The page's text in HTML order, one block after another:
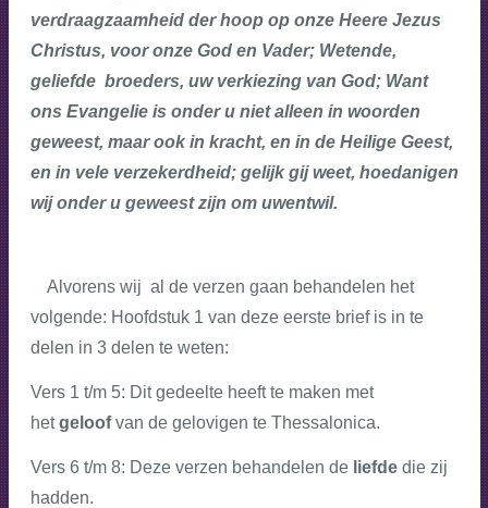
verdraagzaamheid der hoop op onze Heere Jezus
Christus, voor onze God en Vader; Wetende,
geliefde broeders, uw verkiezing van God; Want
ons Evangelie is onder u niet alleen in woorden
geweest, maar ook in kracht, en in de Heilige Geest,
en in vele verzekerdheid; gelijk gij weet, hoedanigen
wij onder u geweest zijn om uwentwil.
Alvorens wij al de verzen gaan behandelen het
volgende: Hoofdstuk 1 van deze eerste brief is in te
delen in 3 delen te weten:
Vers 1 t/m 5: Dit gedeelte heeft te maken met
hetgeloofvan de gelovigen te Thessalonica.
Vers 6 t/m 8: Deze verzen behandelen de liefde die zij
hadden.